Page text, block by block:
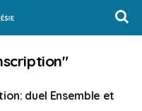
duel Ensemble et